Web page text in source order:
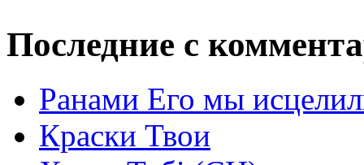
Последние с
Ранами Его мы
Краски Твои